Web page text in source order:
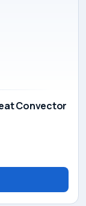
Convector